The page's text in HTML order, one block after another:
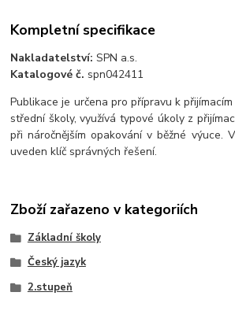
Kompletní specifikace
Nakladatelství:SPN a.s.
Katalogové č. spn042411
Publikace je určena pro přípravu k
střední školy, využívá typové úkoly z
při náročnějším opakování v běžné výuce.
uveden klíč správných řešení.
Zboží zařazeno v kategoriích
Základní školy
Český jazyk
2.stupeň